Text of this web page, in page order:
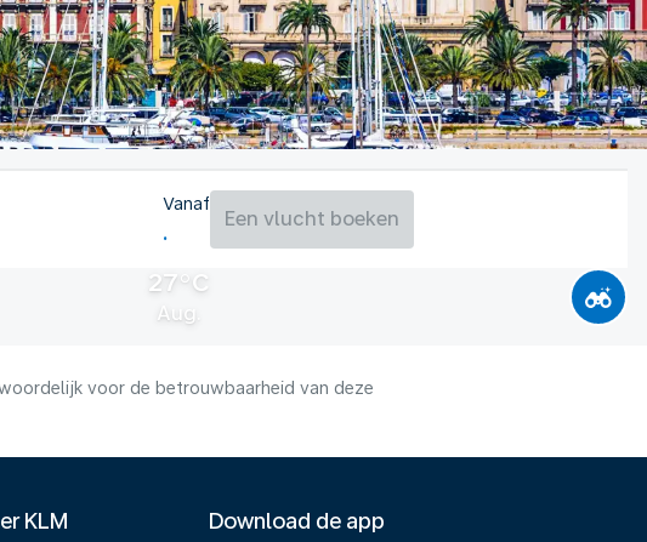
27°C
Aug.
Vanaf
Een vlucht boeken
voor de betrouwbaarheid van deze
KLM Download de app